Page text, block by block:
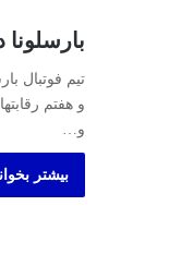
بارسلونا
تیم فوتبال
و هفتم
و…
بیشتر